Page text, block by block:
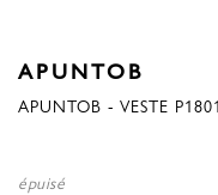
APUNTOB
APUNTOB - VESTE
épuisé